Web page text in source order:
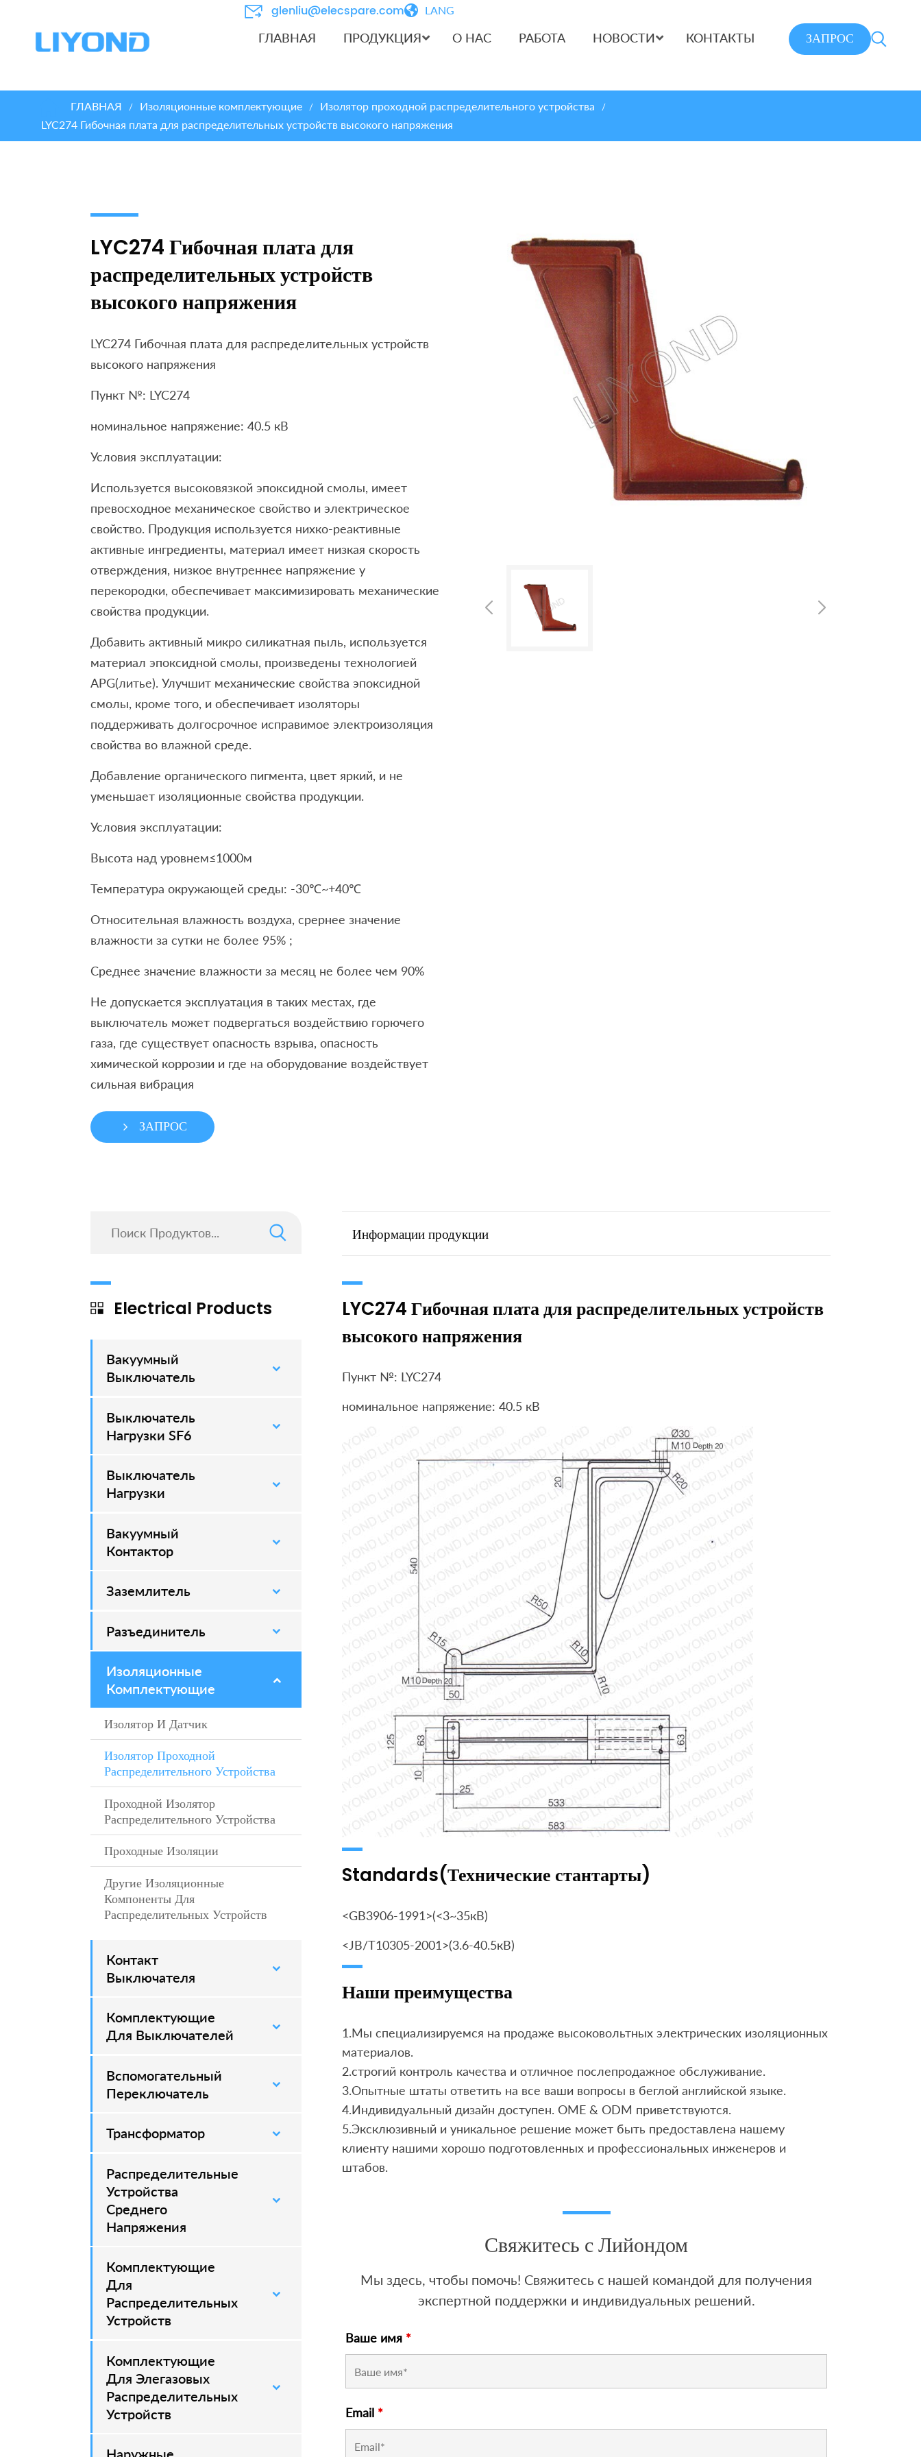
glenliu@elecspare.com LANG
ГЛАВНАЯ ПРОДУКЦИЯ О НАС РАБОТА НОВОСТИ КОНТАКТЫ ЗАПРОС
ГЛАВНАЯ / Изоляционные комплектующие / Изолятор проходной распределительного устройства /
LYC274 Гибочная плата для распределительных устройств высокого напряжения
LYC274 Гибочная плата для
распределительных устройств
высокого напряжения
LYC274 Гибочная плата для распределительных устройств
высокого напряжения
Пункт №: LYC274
номинальное напряжение: 40.5 кВ
Условия эксплуатации:
Используется высоковязкой эпоксидной смолы, имеет
превосходное механическое свойство и электрическое
свойство. Продукция используется нихко-реактивные
активные ингредиенты, материал имеет низкая скорость
отверждения, низкое внутреннее напряжение у
перекородки, обеспечивает максимизировать механические
свойства продукции.
Добавить активный микро силикатная пыль, используется
материал эпоксидной смолы, произведены технологией
APG(литье). Улучшит механические свойства эпоксидной
смолы, кроме того, и обеспечивает изоляторы
поддерживать долгосрочное исправимое электроизоляция
свойства во влажной среде.
Добавление органического пигмента, цвет яркий, и не
уменьшает изоляционные свойства продукции.
Условия эксплуатации:
Высота над уровнем≤1000м
Температура окружающей среды: -30℃~+40℃
Относительная влажность воздуха, срернее значение
влажности за сутки не более 95% ;
Среднее значение влажности за месяц не более чем 90%
Не допускается эксплуатация в таких местах, где
выключатель может подвергаться воздействию горючего
газа, где существует опасность взрыва, опасность
химической коррозии и где на оборудование воздействует
сильная вибрация
ЗАПРОС
Electrical Products
Вакуумный
Выключатель
–
Выключатель
Нагрузки SF6
–
Выключатель
Нагрузки
–
Вакуумный
Контактор
–
Заземлитель
–
Разъединитель
–
Изоляционные
Комплектующие
–
Изолятор И Датчик
–
Изолятор Проходной
Распределительного Устройства
–
Проходной Изолятор
Распределительного Устройства
–
Проходные Изоляции
–
Другие Изоляционные
Компоненты Для
Распределительных Устройств
–
Контакт
Выключателя
–
Комплектующие
Для Выключателей
–
Вспомогательный
Переключатель
–
Трансформатор
Распределительные
Устройства
Среднего
Напряжения
–
Комплектующие
Для
Распределительных
Устройств
–
Комплектующие
Для Элегазовых
Распределительных
Устройств
–
Информации продукции
LYC274 Гибочная плата для распределительных устройств
высокого напряжения
Пункт №: LYC274
номинальное напряжение: 40.5 кВ
Standards(Технические стантарты)
<GB3906-1991>(<3~35кВ)
<JB/T10305-2001>(3.6-40.5кВ)
Наши преимущества
1.Мы специализируемся на продаже высоковольтных электрических изоляционных
материалов.
2.строгий контроль качества и отличное послепродажное обслуживание.
3.Опытные штаты ответить на все ваши вопросы в беглой английской языке.
4.Индивидуальный дизайн доступен. OME & ODM приветствуются.
5.Эксклюзивный и уникальное решение может быть предоставлена ​​нашему
клиенту нашими хорошо подготовленных и профессиональных инженеров и
штабов.
Свяжитесь с Лийондом
Мы здесь, чтобы помочь! Свяжитесь с нашей командой для получения
экспертной поддержки и индивидуальных решений.
Ваше имя *
Email *